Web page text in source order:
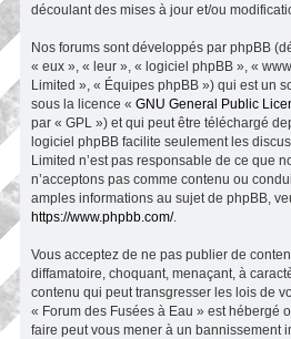
découlant des mises à jour et/ou
Nos forums sont développés par phpBB
« eux », « leur », « logiciel phpBB », «
Limited », « Équipes phpBB ») qui est un
sous la licence « GNU General Public
par « GPL ») et qui peut être téléchargé
logiciel phpBB facilite seulement les
Limited n’est pas responsable de ce que
n’acceptons pas comme contenu ou
amples informations au sujet de phpBB,
https://www.phpbb.com/.
Vous acceptez de ne pas publier de
diffamatoire, choquant, menaçant, à
contenu qui peut transgresser les lois de
« Forum des Fusées à Eau » est hébergé
faire peut vous mener à un bannissement